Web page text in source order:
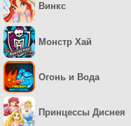
Винкс
Монстр Хай
Огонь и Вода
Принцессы Диснея